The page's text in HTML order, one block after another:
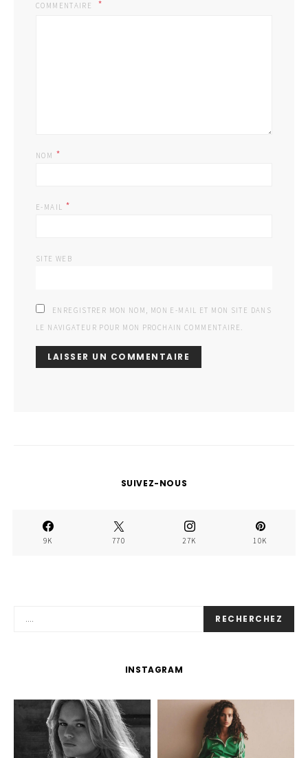
COMMENTAIRE
NOM *
E-MAIL *
SITE WEB
ENREGISTRER MON NOM, MON E-MAIL ET MON SITE DANS
LE NAVIGATEUR POUR MON PROCHAIN COMMENTAIRE.
SUIVEZ-NOUS
9K 770 27K 10K
RECHERCHEZ
INSTAGRAM